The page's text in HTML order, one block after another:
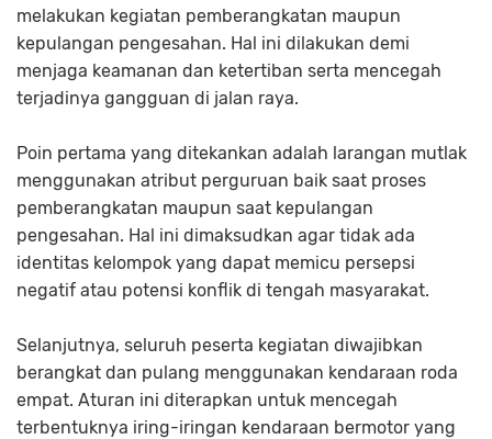
melakukan kegiatan pemberangkatan maupun
kepulangan pengesahan. Hal ini dilakukan demi
menjaga keamanan dan ketertiban serta mencegah
terjadinya gangguan di jalan raya.
Poin pertama yang ditekankan adalah larangan mutlak
menggunakan atribut perguruan baik saat proses
pemberangkatan maupun saat kepulangan
pengesahan. Hal ini dimaksudkan agar tidak ada
identitas kelompok yang dapat memicu persepsi
negatif atau potensi konflik di tengah masyarakat.
Selanjutnya, seluruh peserta kegiatan diwajibkan
berangkat dan pulang menggunakan kendaraan roda
empat. Aturan ini diterapkan untuk mencegah
terbentuknya iring-iringan kendaraan bermotor yang